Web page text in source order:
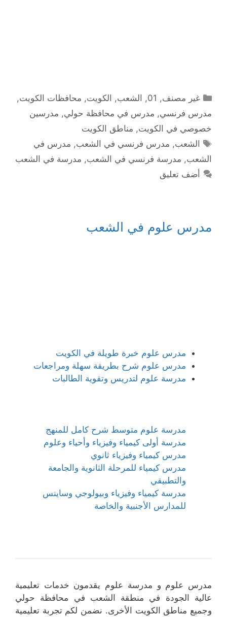
التصنيفات
غير مصنف,
01
, الشعب, الكويت, محافظات الكويت,
مدرس فرنسي, مدرس في محافظة حولي, مدرسين
خصوصي في الكويت, مناطق الكويت
الوسوم
الشعب, مدرس فرنسي في الشعب, مدرس في
الشعب, مدرسة فرنسي في الشعب, مدرسة في الشعب
أضف تعليق
مدرس علوم في الشعب
مدرس علوم خبرة طويلة في الكويت
مدرس علوم شرح بطريقة سهلة ومراجعات
مدرسة علوم لتدريس وتقوية الطالبات
مدرسة علوم متوسط شرح كامل للمنهج
مدرسة أولى كيمياء وفيزياء وأحياء وعلوم
مدرس كيمياء وفيزياء ثانوي
مدرس كيمياء للمرحلة الثانوية والجامعة
والتطبيقي
مدرسة كيمياء وفيزياء وبيولوجي وساينس
للمدارس الأجنبية والخاصة
مدرس علوم و مدرسة علوم يقدمون خدمات تعليمية
عالية الجودة في منطقة الشعب في محافظة حولي
وجميع مناطق الكويت الأخرى. نضمن لكم تجربة تعليمية